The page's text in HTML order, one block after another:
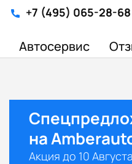
+7 (495) 065-28-68
Автосервис
на
Акция до 10 Августа